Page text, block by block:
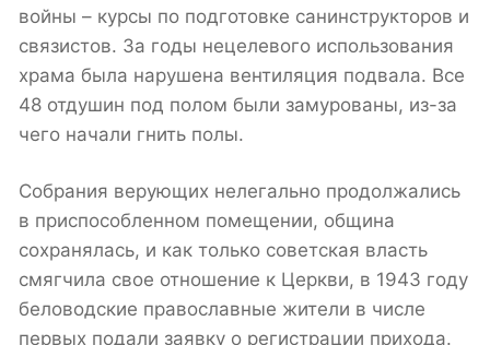
войны – курсы по подготовке санинструкторов и
связистов. За годы нецелевого использования
храма была нарушена вентиляция подвала. Все
48 отдушин под полом были замурованы, из-за
чего начали гнить полы.
Собрания верующих нелегально продолжались
в приспособленном помещении, община
сохранялась, и как только советская власть
смягчила свое отношение к Церкви, в 1943 году
беловодские православные жители в числе
первых подали заявку о регистрации прихода.